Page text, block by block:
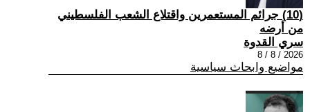
(10) جرائم المستعمرين واقتلاع الشعب الفلسطيني
من أرضه
سري القدوة
2026 / 8 / 8
مواضيع وابحاث سياسية